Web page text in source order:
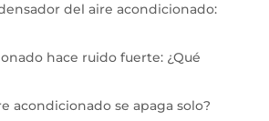
del aire acondicionado:
hace ruido fuerte: ¿Qué
acondicionado se apaga solo?